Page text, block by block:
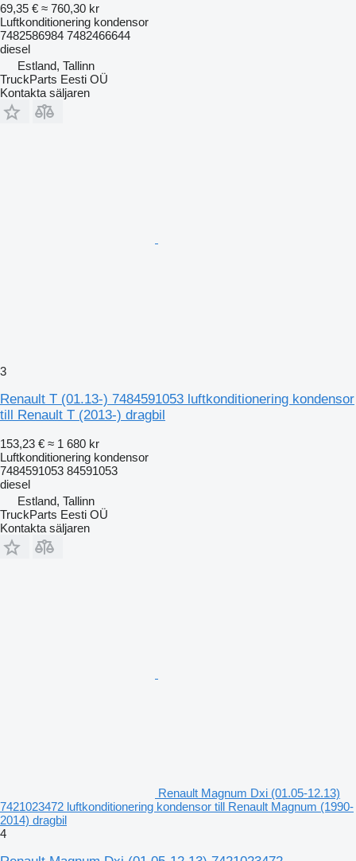
69,35 € ≈ 760,30 kr
Luftkonditionering kondensor
7482586984 7482466644
diesel
Estland, Tallinn
TruckParts Eesti OÜ
Kontakta säljaren
3
Renault T (01.13-) 7484591053 luftkonditionering kondensor
till Renault T (2013-) dragbil
153,23 € ≈ 1 680 kr
Luftkonditionering kondensor
7484591053 84591053
diesel
Estland, Tallinn
TruckParts Eesti OÜ
Kontakta säljaren
Renault Magnum Dxi (01.05-12.13)
7421023472 luftkonditionering kondensor till Renault Magnum (1990-
2014) dragbil
4